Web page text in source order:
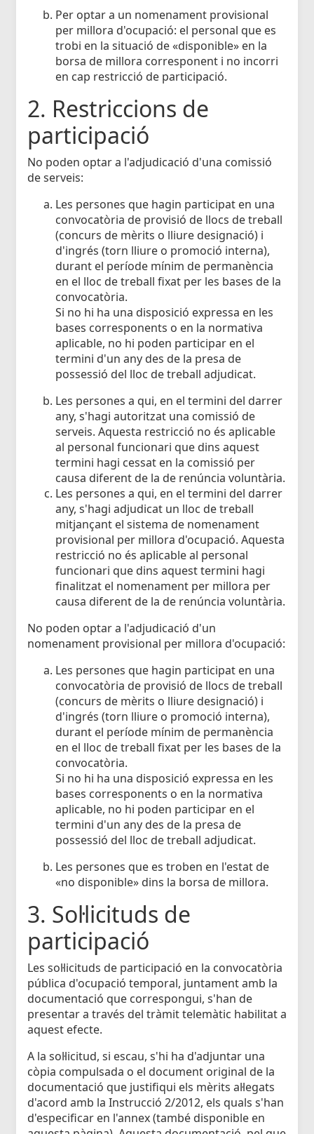
Per optar a un nomenament provisional
per millora d'ocupació: el personal que es
trobi en la situació de «disponible» en la
borsa de millora corresponent i no incorri
en cap restricció de participació.
2. Restriccions de
participació
No poden optar a l'adjudicació d'una comissió
de serveis:
Les persones que hagin participat en una
convocatòria de provisió de llocs de treball
(concurs de mèrits o lliure designació) i
d'ingrés (torn lliure o promoció interna),
durant el període mínim de permanència
en el lloc de treball fixat per les bases de la
convocatòria.
Si no hi ha una disposició expressa en les
bases corresponents o en la normativa
aplicable, no hi poden participar en el
termini d'un any des de la presa de
possessió del lloc de treball adjudicat.
Les persones a qui, en el termini del darrer
any, s'hagi autoritzat una comissió de
serveis. Aquesta restricció no és aplicable
al personal funcionari que dins aquest
termini hagi cessat en la comissió per
causa diferent de la de renúncia voluntària.
Les persones a qui, en el termini del darrer
any, s'hagi adjudicat un lloc de treball
mitjançant el sistema de nomenament
provisional per millora d'ocupació. Aquesta
restricció no és aplicable al personal
funcionari que dins aquest termini hagi
finalitzat el nomenament per millora per
causa diferent de la de renúncia voluntària.
No poden optar a l'adjudicació d'un
nomenament provisional per millora d'ocupació:
Les persones que hagin participat en una
convocatòria de provisió de llocs de treball
(concurs de mèrits o lliure designació) i
d'ingrés (torn lliure o promoció interna),
durant el període mínim de permanència
en el lloc de treball fixat per les bases de la
convocatòria.
Si no hi ha una disposició expressa en les
bases corresponents o en la normativa
aplicable, no hi poden participar en el
termini d'un any des de la presa de
possessió del lloc de treball adjudicat.
Les persones que es troben en l'estat de
«no disponible» dins la borsa de millora.
3. Sol·licituds de
participació
Les sol·licituds de participació en la convocatòria
pública d'ocupació temporal, juntament amb la
documentació que correspongui, s'han de
presentar a través del tràmit telemàtic habilitat a
aquest efecte.
A la sol·licitud, si escau, s'hi ha d'adjuntar una
còpia compulsada o el document original de la
documentació que justifiqui els mèrits al·legats
d'acord amb la Instrucció 2/2012, els quals s'han
d'especificar en l'annex (també disponible en